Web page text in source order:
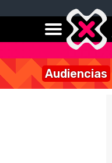
Audiencias